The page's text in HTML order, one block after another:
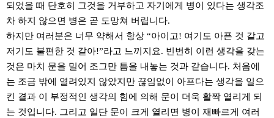
되었을 때 단호히 그것을 거부하고 자기에게 병이 있다는 생각조
차 하지 않으면 병은 곧 도망쳐 버립니다.
하지만 여러분은 너무 약해서 항상 “아이고! 여기도 아픈 것 같고
저기도 불편한 것 같아!”라고 느끼지요. 빈번히 이런 생각을 갖는
것은 마치 문을 밀어 조그만 틈을 내놓는 것과 같습니다. 처음에
는 조금 밖에 열려있지 않았지만 끊임없이 아프다는 생각을 일으
킨 결과 이 부정적인 생각의 힘에 의해 문이 더욱 활짝 열리게 되
는 것입니다. 그리고 일단 문이 크게 열리면 병이 재빠르게 여러